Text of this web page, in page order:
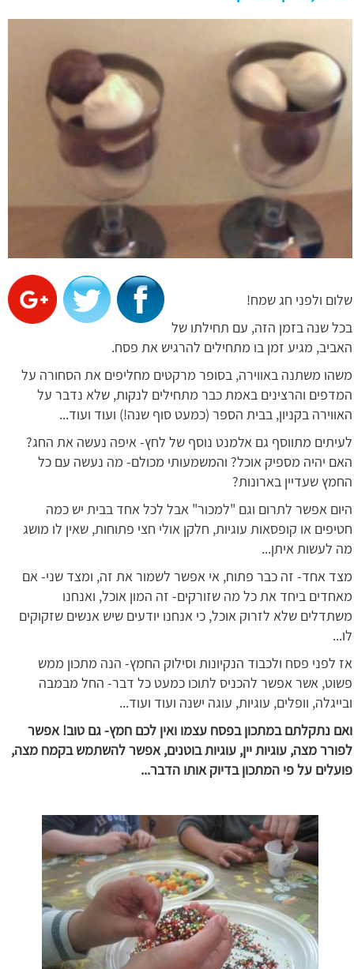
שלום ולפני חג שמח!
בכל שנה בזמן הזה, עם תחילתו של
האביב, מגיע זמן בו מתחילים להרגיש את פסח.
משהו משתנה באווירה, בסופר מרקטים מחליפים את הסחורה על
המדפים והרצינים באמת כבר מתחילים לנקות, שלא נדבר על
האווירה בקניון, בבית הספר (כמעט סוף שנה!) ועוד ועוד...
לעיתים מתווסף גם אלמנט נוסף של לחץ- איפה נעשה את החג?
האם יהיה מספיק אוכל? והמשמעותי מכולם- מה נעשה עם כל
החמץ שעדיין בארונות?
היום אפשר לתרום וגם "למכור" אבל לכל אחד בבית יש כמה
חטיפים או קופסאות עוגיות, חלקן אולי חצי פתוחות, שאין לו מושג
מה לעשות איתן...
מצד אחד- זה כבר פתוח, אי אפשר לשמור את זה, ומצד שני- אם
מאחדים ביחד את כל מה שזורקים- זה המון אוכל, ואנחנו
משתדלים שלא לזרוק אוכל, כי אנחנו יודעים שיש אנשים שזקוקים
לו...
אז לפני פסח ולכבוד הנקיונות וסילוק החמץ- הנה מתכון ממש
פשוט, אשר אפשר להכניס לתוכו כמעט כל דבר- החל מבמבה
ובייגלה, וופלים, עוגיות, עוגה ישנה ועוד ועוד...
ואם נתקלתם במתכון בפסח עצמו ואין לכם חמץ- גם טוב! אפשר
לפורר מצה, עוגיות יין, עוגיות בוטנים, אפשר להשתמש בקמח מצה,
פועלים על פי המתכון בדיוק אותו הדבר...